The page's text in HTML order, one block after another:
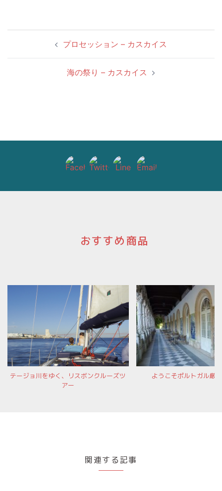
プロセッション – カスカイス
海の祭り – カスカイス
おすすめ商品
テージョ川をゆく、リスボンクルーズツ
アー
ようこそポルトガル厳
関連する記事